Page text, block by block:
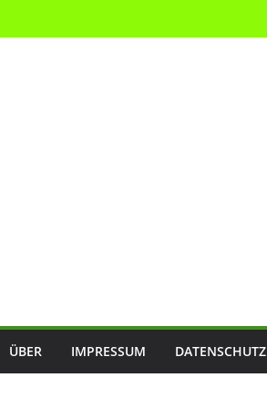
ÜBER IMPRESSUM DATENSCHUTZ